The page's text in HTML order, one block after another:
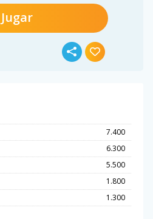
Jugar
7.400
6.300
5.500
1.800
1.300